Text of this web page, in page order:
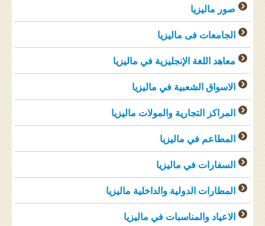
صور ماليزيا
الجامعات فى ماليزيا
معاهد اللغة الإنجليزية في ماليزيا
الاسواق الشعبية في ماليزيا
المراكز التجارية والمولات ماليزيا
المطاعم في ماليزيا
السفارات في ماليزيا
المطارات الدولية والداخلية ماليزيا
الاعياد والمناسبات في ماليزيا